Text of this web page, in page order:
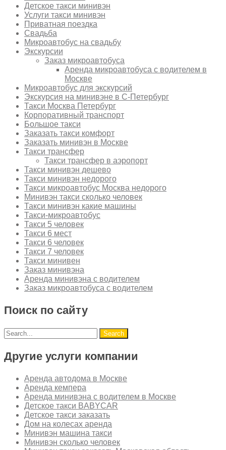
Детское такси минивэн
Услуги такси минивэн
Приватная поездка
Свадьба
Микроавтобус на свадьбу
Экскурсии
Заказ микроавтобуса
Аренда микроавтобуса с водителем в
Москве
Микроавтобус для экскурсий
Экскурсия на минивэне в С-Петербург
Такси Москва Петербург
Корпоративный транспорт
Большое такси
Заказать такси комфорт
Заказать минивэн в Москве
Такси трансфер
Такси трансфер в аэропорт
Такси минивэн дешево
Такси минивэн недорого
Такси микроавтобус Москва недорого
Минивэн такси сколько человек
Такси минивэн какие машины
Такси-микроавтобус
Такси 5 человек
Такси 6 мест
Такси 6 человек
Такси 7 человек
Такси минивен
Заказ минивэна
Аренда минивэна с водителем
Заказ микроавтобуса с водителем
Поиск по сайту
Другие услуги компании
Аренда автодома в Москве
Аренда кемпера
Аренда минивэна с водителем в Москве
Детское такси BABYCAR
Детское такси заказать
Дом на колесах аренда
Минивэн машина такси
Минивэн сколько человек